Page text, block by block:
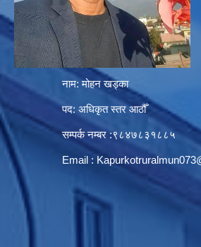
नाम: मोहन खड्का
पद: अधिकृत स्तर आठौँ
सम्पर्क नम्बर :९८४७८३१८८५
Email :